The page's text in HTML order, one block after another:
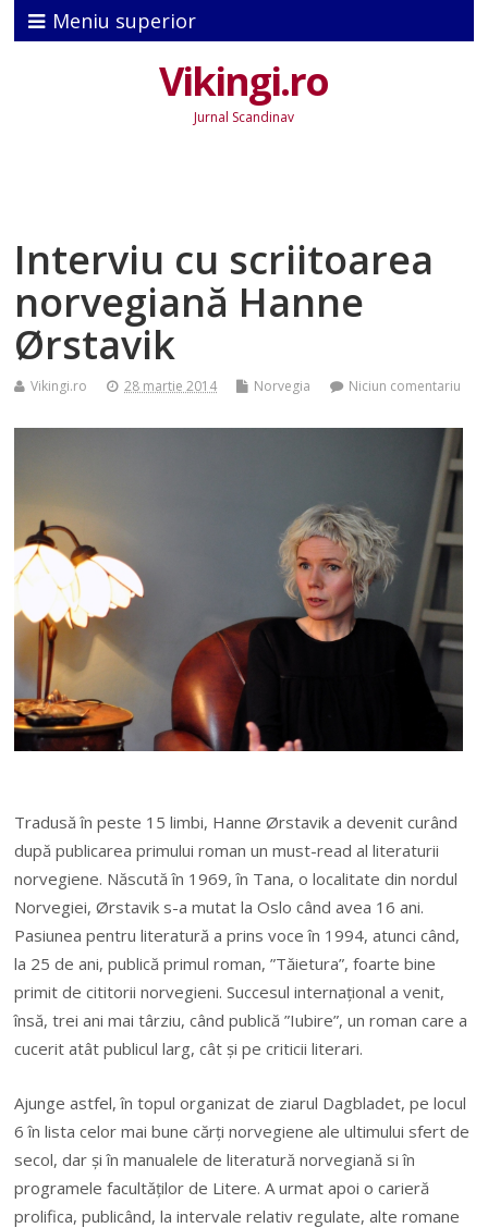
Meniu superior
Vikingi.ro
Jurnal Scandinav
Interviu cu scriitoarea
norvegiană Hanne
Ørstavik
Vikingi.ro 28 martie 2014 Norvegia Niciun comentariu
Tradusă în peste 15 limbi, Hanne Ørstavik a devenit curând
după publicarea primului roman un must-read al literaturii
norvegiene. Născută în 1969, în Tana, o localitate din nordul
Norvegiei, Ørstavik s-a mutat la Oslo când avea 16 ani.
Pasiunea pentru literatură a prins voce în 1994, atunci când,
la 25 de ani, publică primul roman, ”Tăietura”, foarte bine
primit de cititorii norvegieni. Succesul internațional a venit,
însă, trei ani mai târziu, când publică ”Iubire”, un roman care a
cucerit atât publicul larg, cât și pe criticii literari.
Ajunge astfel, în topul organizat de ziarul Dagbladet, pe locul
6 în lista celor mai bune cărți norvegiene ale ultimului sfert de
secol, dar și în manualele de literatură norvegiană si în
programele facultăților de Litere. A urmat apoi o carieră
prolifica, publicând, la intervale relativ regulate, alte romane